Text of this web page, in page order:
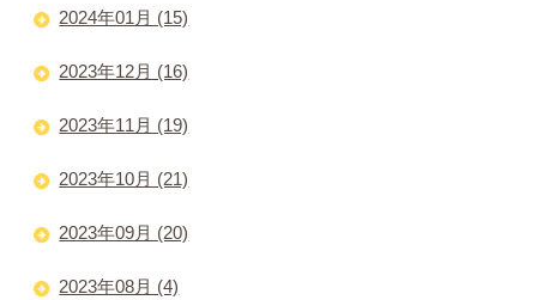
2024年01月 (15)
2023年12月 (16)
2023年11月 (19)
2023年10月 (21)
2023年09月 (20)
2023年08月 (4)